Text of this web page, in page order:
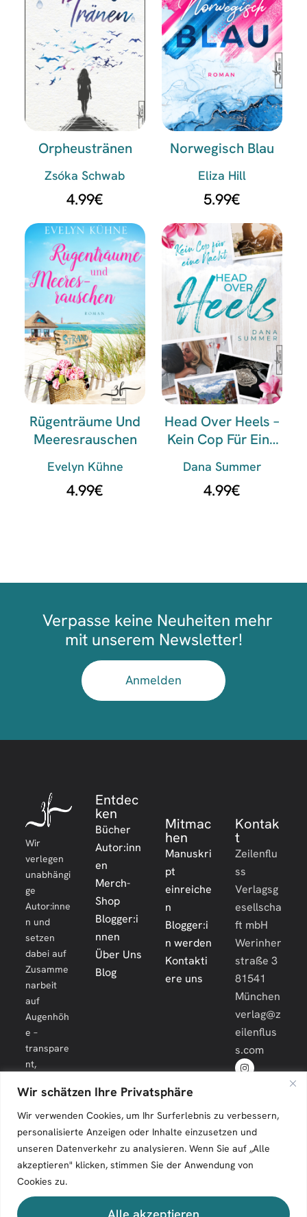
Wir schätzen Ihre Privatsphäre
Wir verwenden Cookies, um Ihr Surferlebnis zu verbessern,
personalisierte Anzeigen oder Inhalte einzusetzen und
unseren Datenverkehr zu analysieren. Wenn Sie auf „Alle
akzeptieren" klicken, stimmen Sie der Anwendung von
Cookies zu.
Alle akzeptieren
Orpheustränen
Zsóka Schwab
4.99€
Norwegisch Blau
Eliza Hill
5.99€
Rügenträume Und
Meeresrauschen
Evelyn Kühne
4.99€
Head Over Heels –
Kein Cop Für Eine
Dana Summer
4.99€
Verpasse keine Neuheiten mehr
mit unserem Newsletter!
Anmelden
Wir
verlegen
unabhängi
ge
Autor:inne
n und
setzen
dabei auf
Zusamme
narbeit
auf
Augenhöh
e –
transpare
nt,
und
langfristig.
Entdec
ken
Bücher
Autor:inn
en
Merch-
Shop
Blogger:i
nnen
Über Uns
Blog
Mitmac
hen
Manuskri
pt
einreiche
n
Blogger:i
n werden
Kontakti
ere uns
Kontak
t
Zeilenflu
ss
Verlagsg
esellscha
ft mbH
Werinher
straße 3
81541
München
verlag@z
eilenflus
s.com
Zeilenfluss © 2026. All Rights Reserved.